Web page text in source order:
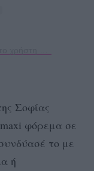
Σοφίας
φόρεμα σε
το με
ή